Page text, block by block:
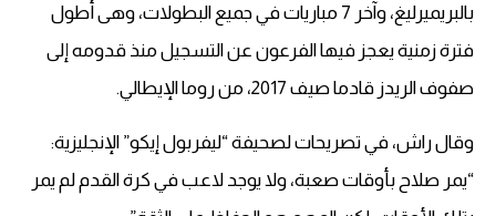
بالبريميرليغ، وآخر 7 مباريات في جميع البطولات، وهى أطول
فترة زمنية يعجز فيها الفرعون عن التسجيل منذ قدومه إلى
صفوف الريدز قادما صيف 2017، من روما الإيطالي.
وقال راش، في تصريحات لصحيفة “ليفربول إيكو” الإنجليزية:
“يمر صلاح بأوقات صعبة، ولا يوجد لاعب في كرة القدم لم يمر